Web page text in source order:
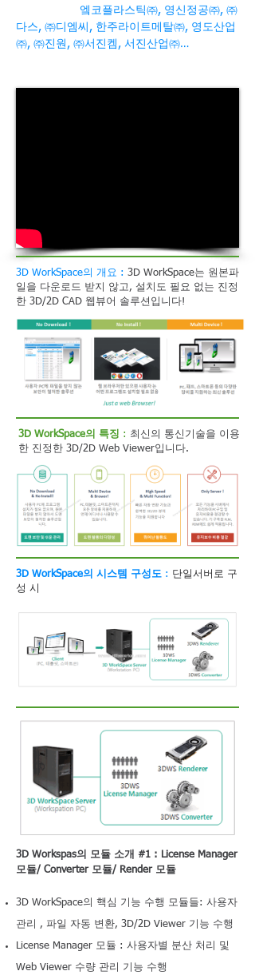
엨코플라스틱㈜, 영신정공㈜, ㈜
다스, ㈜디엠씨, 한주라이트메탈㈜, 영도산업
㈜, ㈜진원, ㈜서진켐, 서진산업㈜…
3D WorkSpace의 개요 : 3D WorkSpace는 원본파
일을 다운로드 받지 않고, 설치도 필요 없는 진정
한 3D/2D CAD 웹뷰어 솔루션입니다!
3D WorkSpace의 특징 : 최신의 통신기술을 이용
한 진정한 3D/2D Web Viewer입니다.
3D WorkSpace의 시스템 구성도 : 단일서버로 구
성 시
3D Workspas의 모듈 소개 #1 : License Manager
모듈/ Converter 모듈/ Render 모듈
3D WorkSpace의 핵심 기능 수행 모듈들: 사용자
관리 , 파일 자동 변환, 3D/2D Viewer 기능 수행
License Manager 모듈 : 사용자별 분산 처리 및
Web Viewer 수량 관리 기능 수행